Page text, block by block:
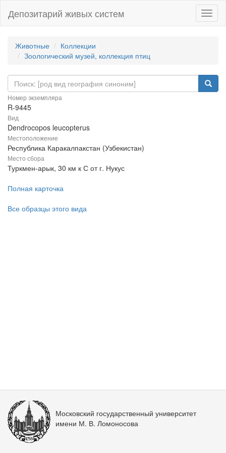
Депозитарий живых систем
Животные
Коллекции
Зоологический музей, коллекция птиц
Номер экземпляра
R-9445
Вид
Dendrocopos leucopterus
Местоположение
Республика Каракалпакстан (Узбекистан)
Место сбора
Туркмен-арык, 30 км к С от г. Нукус
Полная карточка
Все образцы этого вида
Московский государственный университет
имени М. В. Ломоносова